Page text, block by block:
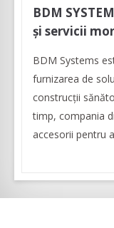
BDM
și servicii
BDM Systems
furnizarea de
construcții
timp, compania
accesorii pentru